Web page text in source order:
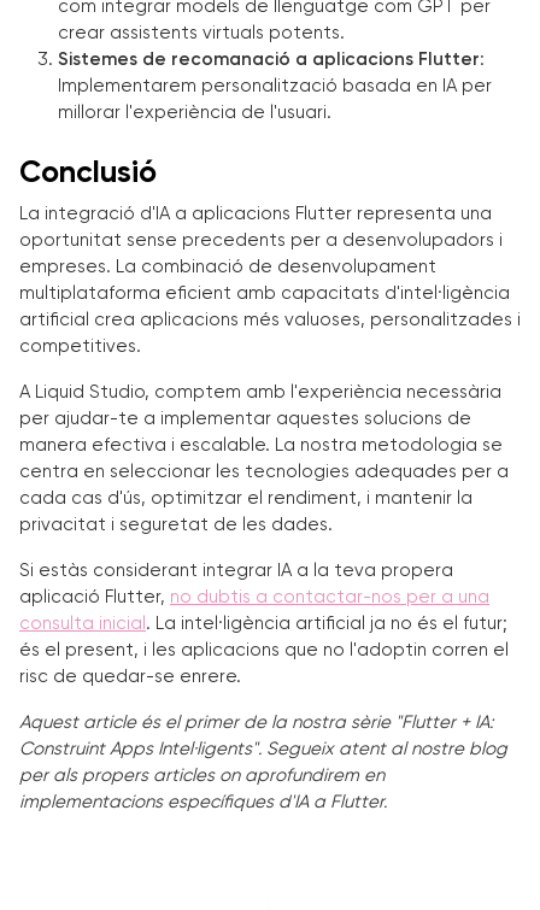
com integrar models de llenguatge com GPT per
crear assistents virtuals potents.
Sistemes de recomanació a aplicacions Flutter:
Implementarem personalització basada en IA per
millorar l'experiència de l'usuari.
Conclusió
La integració d'IA a aplicacions Flutter representa una
oportunitat sense precedents per a desenvolupadors i
empreses. La combinació de desenvolupament
multiplataforma eficient amb capacitats d'intel·ligència
artificial crea aplicacions més valuoses, personalitzades i
competitives.
A Liquid Studio, comptem amb l'experiència necessària
per ajudar-te a implementar aquestes solucions de
manera efectiva i escalable. La nostra metodologia se
centra en seleccionar les tecnologies adequades per a
cada cas d'ús, optimitzar el rendiment, i mantenir la
privacitat i seguretat de les dades.
Si estàs considerant integrar IA a la teva propera
aplicació Flutter, no dubtis a contactar-nos per a una
consulta inicial . La intel·ligència artificial ja no és el futur;
és el present, i les aplicacions que no l'adoptin corren el
risc de quedar-se enrere.
Aquest article és el primer de la nostra sèrie "Flutter + IA:
Construint Apps Intel·ligents". Segueix atent al nostre blog
per als propers articles on aprofundirem en
implementacions específiques d'IA a Flutter.